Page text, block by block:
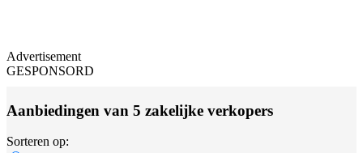
Advertisement
GESPONSORD
Aanbiedingen van 5 zakelijke verkopers
Sorteren op: